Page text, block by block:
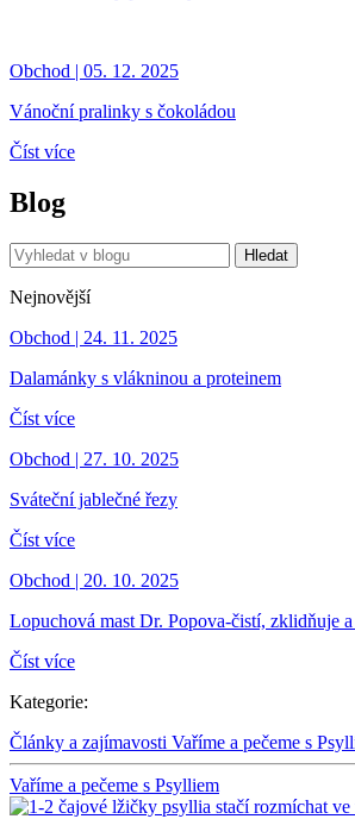
Obchod | 05. 12. 2025
Vánoční pralinky s čokoládou
Číst více
Blog
Hledat
Nejnovější
Obchod | 24. 11. 2025
Dalamánky s vlákninou a proteinem
Číst více
Obchod | 27. 10. 2025
Sváteční jablečné řezy
Číst více
Obchod | 20. 10. 2025
Lopuchová mast Dr. Popova-čistí, zklidňuje
Číst více
Kategorie:
Články a zajímavosti Vaříme a pečeme s
Vaříme a pečeme s Psylliem